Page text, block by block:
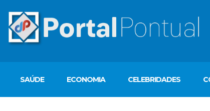
SAÚDE ECONOMIA CELEBRIDADES